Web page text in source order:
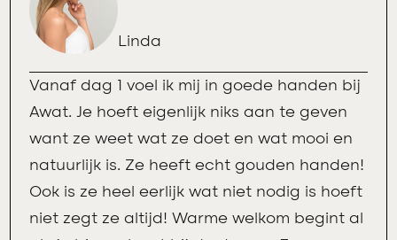
Linda
Vanaf dag 1 voel ik mij in goede handen bij
Awat. Je hoeft eigenlijk niks aan te geven
want ze weet wat ze doet en wat mooi en
natuurlijk is. Ze heeft echt gouden handen!
Ook is ze heel eerlijk wat niet nodig is hoeft
niet zegt ze altijd! Warme welkom begint al